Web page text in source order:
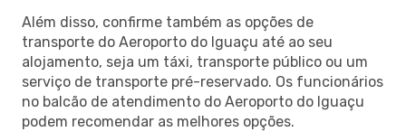
Além disso, confirme também as opções de
transporte do Aeroporto do Iguaçu até ao seu
alojamento, seja um táxi, transporte público ou um
serviço de transporte pré-reservado. Os funcionários
no balcão de atendimento do Aeroporto do Iguaçu
podem recomendar as melhores opções.